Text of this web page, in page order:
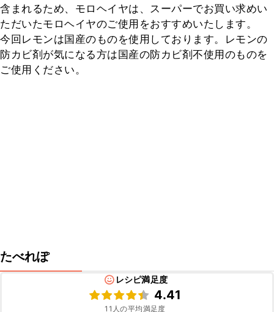
含まれるため、モロヘイヤは、スーパーでお買い求めい
ただいたモロヘイヤのご使用をおすすめいたします。
今回レモンは国産のものを使用しております。レモンの
防カビ剤が気になる方は国産の防カビ剤不使用のものを
ご使用ください。
たべれぽ
レシピ満足度
4.41
11 人の平均満足度